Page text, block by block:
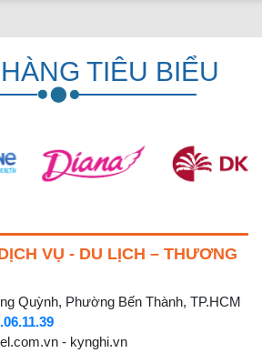
TIÊU BIỂU
VỤ - DU LỊCH – THƯƠNG
Quỳnh, Phường Bến Thành, TP.HCM
- kynghi.vn